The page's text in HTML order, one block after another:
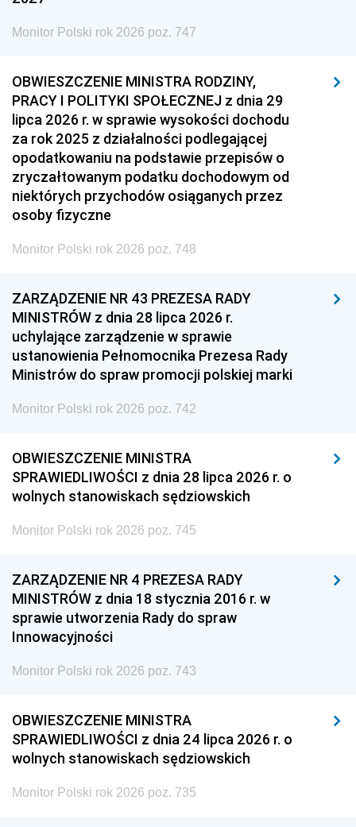
Monitor Polski rok 2026 poz. 747
OBWIESZCZENIE MINISTRA RODZINY,
PRACY I POLITYKI SPOŁECZNEJ z dnia 29
lipca 2026 r. w sprawie wysokości dochodu
za rok 2025 z działalności podlegającej
opodatkowaniu na podstawie przepisów o
zryczałtowanym podatku dochodowym od
niektórych przychodów osiąganych przez
osoby fizyczne
Monitor Polski rok 2026 poz. 748
ZARZĄDZENIE NR 43 PREZESA RADY
MINISTRÓW z dnia 28 lipca 2026 r.
uchylające zarządzenie w sprawie
ustanowienia Pełnomocnika Prezesa Rady
Ministrów do spraw promocji polskiej marki
Monitor Polski rok 2026 poz. 742
OBWIESZCZENIE MINISTRA
SPRAWIEDLIWOŚCI z dnia 28 lipca 2026 r. o
wolnych stanowiskach sędziowskich
Monitor Polski rok 2026 poz. 745
ZARZĄDZENIE NR 4 PREZESA RADY
MINISTRÓW z dnia 18 stycznia 2016 r. w
sprawie utworzenia Rady do spraw
Innowacyjności
Monitor Polski rok 2026 poz. 743
OBWIESZCZENIE MINISTRA
SPRAWIEDLIWOŚCI z dnia 24 lipca 2026 r. o
wolnych stanowiskach sędziowskich
Monitor Polski rok 2026 poz. 735